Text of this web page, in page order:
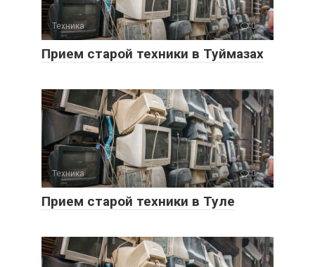
Техника 0
Прием старой техники в Туймазах
Техника 0
Прием старой техники в Туле